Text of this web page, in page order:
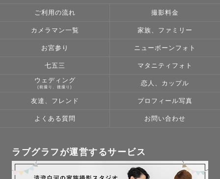
ご利用の流れ 撮影料金
カメラマン一覧 家族、ファミリー
お宮参り ニューボーンフォト
七五三 マタニティフォト
ウェディング
(前撮り、後撮り)
恋人、カップル
友達、フレンド プロフィール写真
よくある質問 お問い合わせ
ラブグラフが運営するサービス